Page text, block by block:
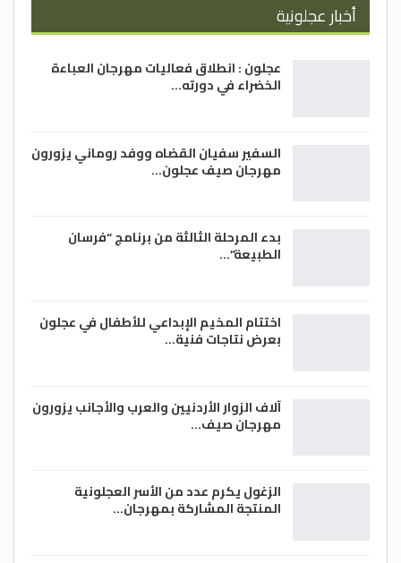
أخبار عجلونية
عجلون : انطلاق فعاليات مهرجان العباءة
الخضراء في دورته…
السفير سفيان القضاه ووفد روماني يزورون
مهرجان صيف عجلون…
بدء المرحلة الثالثة من برنامج “فرسان
الطبيعة”…
اختتام المخيم الإبداعي للأطفال في عجلون
بعرض نتاجات فنية…
آلاف الزوار الأردنيين والعرب والأجانب يزورون
مهرجان صيف…
الزغول يكرم عدد من الأسر العجلونية
المنتجة المشاركة بمهرجان…